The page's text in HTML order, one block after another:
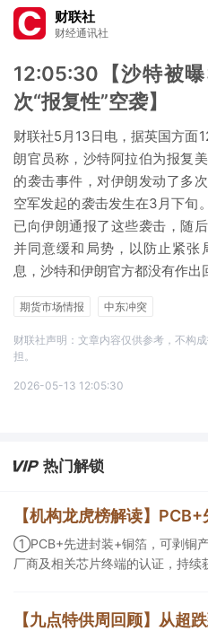
财联社
财经通讯社
12:05:30【沙特被
次“报复性”空袭】
财联社5月13日电，据英国方面
朗官员称，沙特阿拉伯为报复
的袭击事件，对伊朗发动了多
空军发起的袭击发生在3月下旬
已向伊朗通报了这些袭击，随
并同意缓和局势，以防止紧张
息，沙特和伊朗官方都没有作出
期货市场情报 中东冲突
财联社声明：文章内容仅供参考，不构
担。
2026-05-13 12:05:30
热门解锁
①PCB+先进封装+铜箔，可剥铜
厂商及相关芯片终端的认证，持
等方面具有丰富经验，具备承接